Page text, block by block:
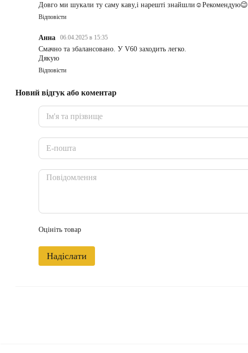
Довго ми шукали ту саму каву,і нарешті знайшли☺️Рекомендую😉
Відповісти
Анна 06.04.2025 в 15:35
Смачно та збалансовано. У V60 заходить легко.
Дякую
Відповісти
Новий відгук або коментар
Оцініть товар
Надіслати